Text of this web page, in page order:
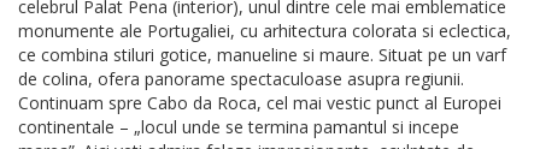
celebrul Palat Pena (interior), unul dintre cele mai emblematice
monumente ale Portugaliei, cu arhitectura colorata si eclectica,
ce combina stiluri gotice, manueline si maure. Situat pe un varf
de colina, ofera panorame spectaculoase asupra regiunii.
Continuam spre Cabo da Roca, cel mai vestic punct al Europei
continentale – „locul unde se termina pamantul si incepe